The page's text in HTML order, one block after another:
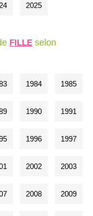
2025
FILLEselon
1984 1985
1990 1991
1996 1997
2002 2003
2008 2009